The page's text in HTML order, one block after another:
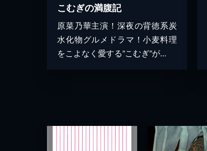
こむぎの満腹記
原菜乃華主演！深夜の背徳系炭
水化物グルメドラマ！小麦料理
をこよなく愛する”こむぎ”が...